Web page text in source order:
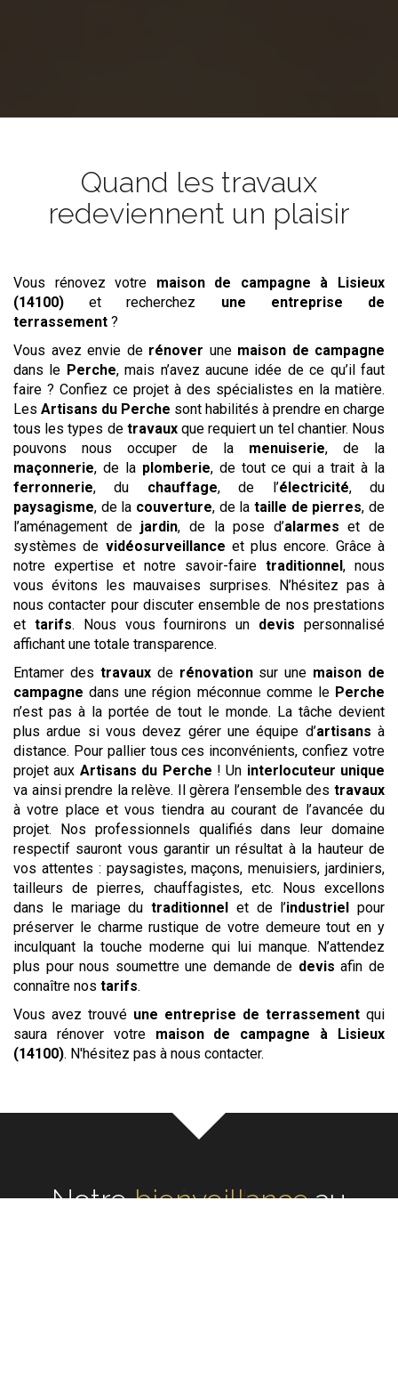
Quand les travaux
redeviennent un plaisir
Vous rénovez votre maison de campagne à Lisieux
(14100)
et recherchez une entreprise de
terrassement ?
Vous avez envie de rénover une maison de campagne
dans le Perche, mais n’avez aucune idée de ce qu’il faut
faire ? Confiez ce projet à des spécialistes en la matière.
Les Artisans du Perche sont habilités à prendre en charge
tous les types de travauxque requiert un tel chantier. Nous
pouvons nous occuper de la menuiserie, de la
maçonnerie, de la plomberie, de tout ce qui a trait à la
ferronnerie, du chauffage, de l’électricité, du
paysagisme, de la couverture, de la taille de pierres, de
l’aménagement de jardin, de la pose d’alarmes et de
systèmes de vidéosurveillance et plus encore. Grâce à
notre expertise et notre savoir-faire traditionnel , nous
vous évitons les mauvaises surprises. N’hésitez pas à
nous contacter pour discuter ensemble de nos prestations
et tarifs. Nous vous fournirons un devis personnalisé
affichant une totale transparence.
Entamer des travauxde rénovationsur une maison de
campagne dans une région méconnue comme le Perche
n’est pas à la portée de tout le monde. La tâche devient
plus ardue si vous devez gérer une équipe d’artisans à
distance. Pour pallier tous ces inconvénients, confiez votre
projet aux Artisans du Perche ! Un interlocuteur unique
va ainsi prendre la relève. Il gèrera l’ensemble des travaux
à votre place et vous tiendra au courant de l’avancée du
projet. Nos professionnels qualifiés dans leur domaine
respectif sauront vous garantir un résultat à la hauteur de
vos attentes : paysagistes, maçons, menuisiers, jardiniers,
tailleurs de pierres, chauffagistes, etc. Nous excellons
dans le mariage du traditionnel et de l’industriel
pour
préserver le charme rustique de votre demeure tout en y
inculquant la touche moderne qui lui manque. N’attendez
plus pour nous soumettre une demande de devis afin de
connaître nos tarifs.
Vous avez trouvé une entreprise de terrassement qui
saura rénover votre maison de campagne
à Lisieux
(14100). N'hésitez pas à nous contacter.
Notreécouteau cœur de